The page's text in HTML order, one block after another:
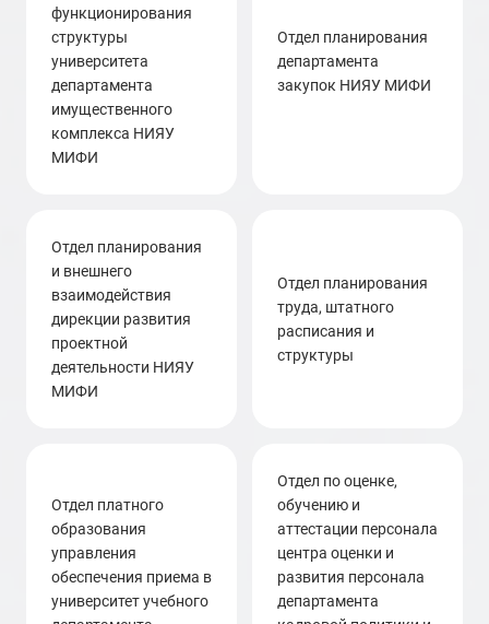
функционирования
структуры
университета
департамента
имущественного
комплекса НИЯУ
МИФИ
отдел планирования
департамента
закупок НИЯУ МИФИ
отдел планирования
и внешнего
взаимодействия
дирекции развития
проектной
деятельности НИЯУ
МИФИ
Отдел планирования
труда, штатного
расписания и
структуры
отдел платного
образования
управления
обеспечения приема в
университет учебного
отдел по оценке,
обучению и
аттестации персонала
центра оценки и
развития персонала
департамента